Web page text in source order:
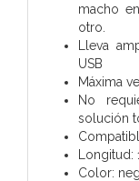
macho
otro.
Lleva
USB
Máxima
No
solución
Longitud:
Color: